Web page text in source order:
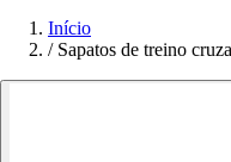
Início
/ Sapatos de treino